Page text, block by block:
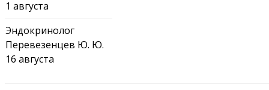
1 августа
Эндокринолог
Перевезенцев Ю. Ю.
16 августа